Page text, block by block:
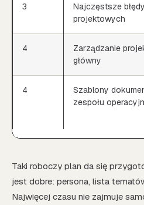
3
Najczęstsze
projektowych
4
Zarządzanie
główny
4
Szablony
zespołu
Taki roboczy plan da się
jest dobre: persona, lista
Najwięcej czasu nie zajmuje